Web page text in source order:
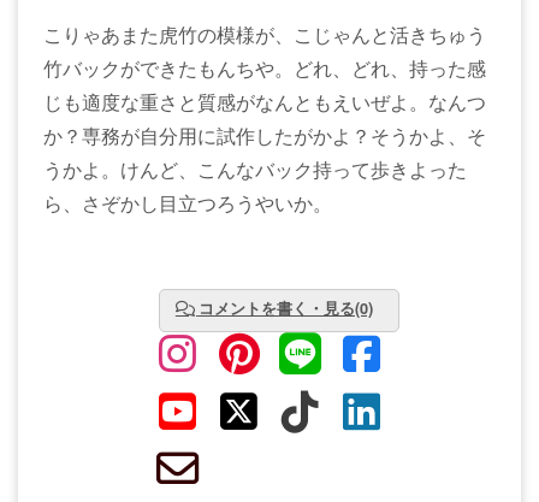
こりゃあまた虎竹の模様が、こじゃんと活きちゅう
竹バックができたもんちや。どれ、どれ、持った感
じも適度な重さと質感がなんともえいぜよ。なんつ
か？専務が自分用に試作したがかよ？そうかよ、そ
うかよ。けんど、こんなバック持って歩きよった
ら、さぞかし目立つろうやいか。
コメントを書く・見る(0)